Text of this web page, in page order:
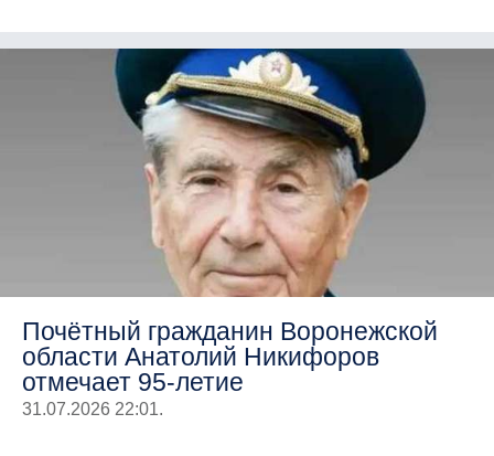
Почётный гражданин Воронежской
области Анатолий Никифоров
отмечает 95-летие
31.07.2026 22:01.